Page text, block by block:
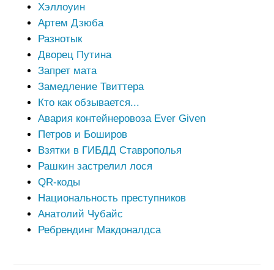
Хэллоуин
Артем Дзюба
Разнотык
Дворец Путина
Запрет мата
Замедление Твиттера
Кто как обзывается...
Авария контейнеровоза Ever Given
Петров и Боширов
Взятки в ГИБДД Ставрополья
Рашкин застрелил лося
QR-коды
Национальность преступников
Анатолий Чубайс
Ребрендинг Макдоналдса